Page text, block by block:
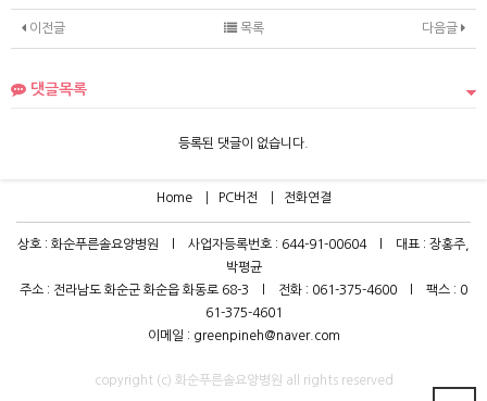
이전글 다음글
목록
댓글목록
등록된 댓글이 없습니다.
Home PC버전 전화연결
상호 : 화순푸른솔요양병원 l 사업자등록번호 : 644-91-00604 l 대표 : 장홍주,
박평균
주소 : 전라남도 화순군 화순읍 화동로 68-3 l 전화 : 061-375-4600 l 팩스 : 0
61-375-4601
이메일 : greenpineh@naver.com
copyright (c) 화순푸른솔요양병원 all rights reserved